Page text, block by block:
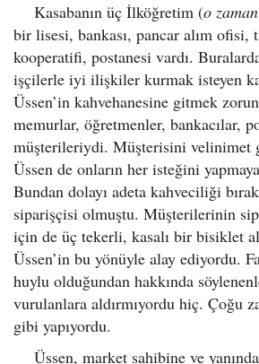
Kasabanın üç İlköğretim (o
bir lisesi, bankası, pancar alım ofisi,
kooperatifi, postanesi vardı.
işçilerle iyi ilişkiler kurmak isteyen
Üssen’in kahvehanesine gitmek
memurlar, öğretmenler, bankacılar,
müşterileriydi. Müşterisini velinimet
Üssen de onların her isteğini
Bundan dolayı adeta kahveciliği
siparişçisi olmuştu. Müşterilerinin
için de üç tekerli, kasalı bir bisiklet
Üssen’in bu yönüyle alay ediyordu.
huylu olduğundan hakkında
vurulanlara aldırmıyordu hiç. Çoğu
gibi yapıyordu.
Üssen, market sahibine ve